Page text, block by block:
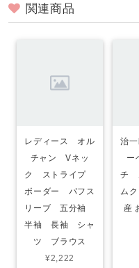
関連商品
レディース オル
チャン Vネッ
ク ストライプ
ボーダー パフス
リーブ 五分袖
半袖 長袖 シャ
ツ ブラウス
¥2,222
治
ー
チ
ム
産